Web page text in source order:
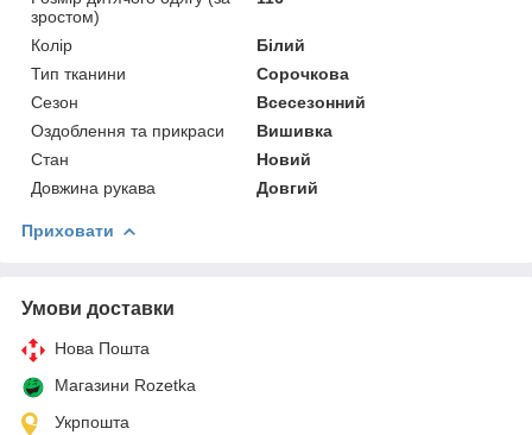
зростом)
Колір
Білий
Тип тканини
Сорочкова
Сезон
Всесезонний
Оздоблення та прикраси
Вишивка
Стан
Новий
Довжина рукава
Довгий
Приховати
Умови доставки
Нова Пошта
Магазини Rozetka
Укрпошта